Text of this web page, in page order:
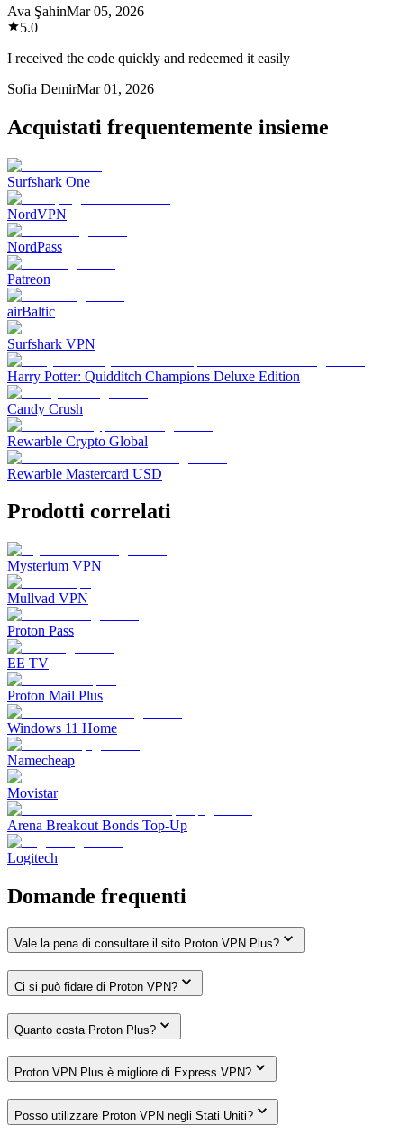
Ava ŞahinMar 05, 2026
5.0
I received the code quickly and redeemed it easily
Sofia DemirMar 01, 2026
Acquistati frequentemente insieme
Surfshark One
NordVPN
NordPass
Patreon
airBaltic
Surfshark VPN
Harry Potter: Quidditch Champions Deluxe Edition
Candy Crush
Rewarble Crypto Global
Rewarble Mastercard USD
Prodotti correlati
Mysterium VPN
Mullvad VPN
Proton Pass
EE TV
Proton Mail Plus
Windows 11 Home
Namecheap
Movistar
Arena Breakout Bonds Top-Up
Logitech
Domande frequenti
Vale la pena di consultare il sito Proton VPN Plus?
Ci si può fidare di Proton VPN?
Quanto costa Proton Plus?
Proton VPN Plus è migliore di Express VPN?
Posso utilizzare Proton VPN negli Stati Uniti?